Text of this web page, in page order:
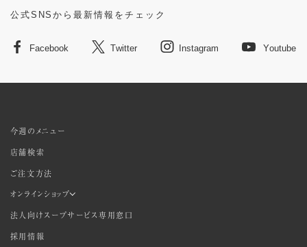
公式SNSから最新情報をチェック
Facebook Twitter Instagram Youtube
今週のメニュー
店舗検索
ご注文方法
オンラインショップ
法人向けスープサービス専用窓口
採用情報